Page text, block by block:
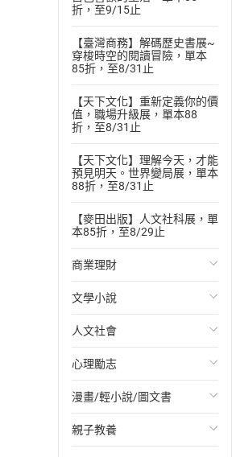
折，至9/15止
【臺灣商務】解碼歷史書展~
穿梭時空的閱讀冒險，單本
85折，至8/31止
【天下文化】重新定義你的價
值，職場升級展，單本88
折，至8/31止
【天下文化】理解今天，才能
預見明天。世界變局展，單本
88折，至8/31止
【麥田出版】人文社科展，單
本85折，至8/29止
商業理財
投資理財
經濟/趨勢
財務/金融
管理/領導
職場工作術
文學小說
歐美文學
日本文學
韓國文學
華文文學
人文社會
國際關係
政治
社會科學
心理勵志
心靈成長/情緒
人際關係
漫畫/輕小說/圖文書
輕小說
親子教養